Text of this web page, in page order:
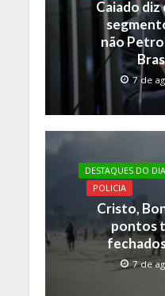
k p
Caiado
não
7 de
DESTAQUES DO DIA
POLICIA
Cristo,
pontos
7 de